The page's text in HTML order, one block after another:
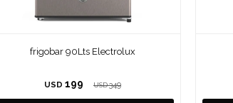
frigobar 90Lts Electrolux
USD 199 USD 349